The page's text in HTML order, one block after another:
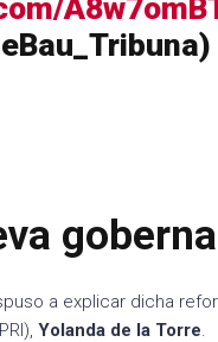
a explicar dicha
Yolanda de la Torre.